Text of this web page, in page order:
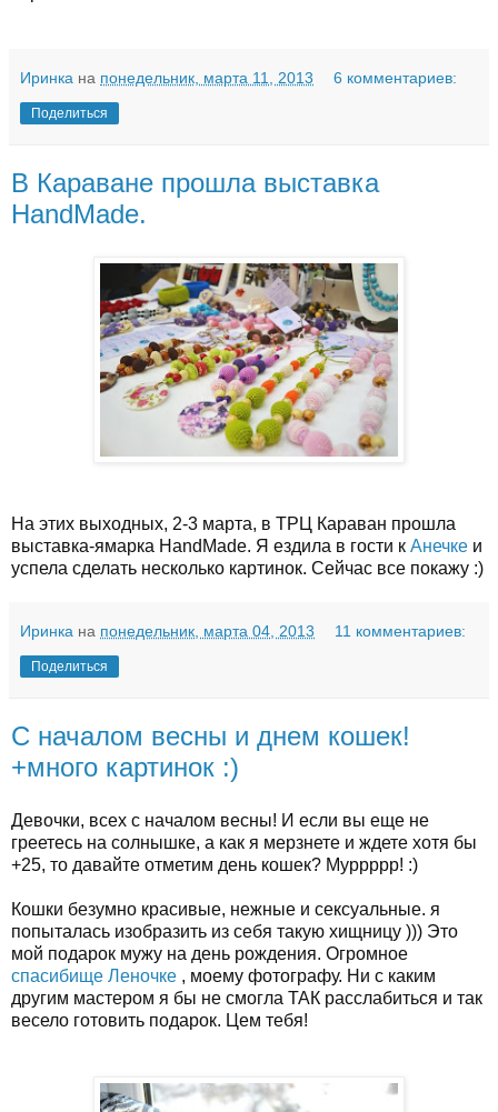
Иринка на понедельник, марта 11, 2013 6 комментариев:
Поделиться
В Караване прошла выставка
HandMadе.
На этих выходных, 2-3 марта, в ТРЦ Караван прошла
выставка-ямарка HandMadе. Я ездила в гости к Анечке и
успела сделать несколько картинок. Сейчас все покажу :)
Иринка на понедельник, марта 04, 2013 11 комментариев:
Поделиться
С началом весны и днем кошек!
+много картинок :)
Девочки, всех с началом весны! И если вы еще не
греетесь на солнышке, а как я мерзнете и ждете хотя бы
+25, то давайте отметим день кошек? Муррррр! :)
Кошки безумно красивые, нежные и сексуальные. я
попыталась изобразить из себя такую хищницу ))) Это
мой подарок мужу на день рождения. Огромное
спасибище Леночке , моему фотографу. Ни с каким
другим мастером я бы не смогла ТАК расслабиться и так
весело готовить подарок. Цем тебя!